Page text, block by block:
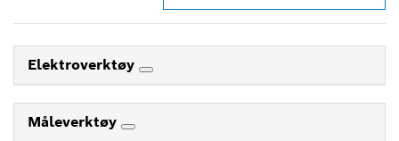
Elektroverktøy
Måleverktøy